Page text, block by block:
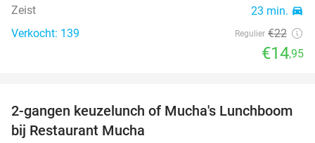
Zeist 23 min. directions_car
Verkocht: 139 Regulier €22
€14,95
39%
2-gangen keuzelunch of Mucha's Lunchboom
bij Restaurant Mucha